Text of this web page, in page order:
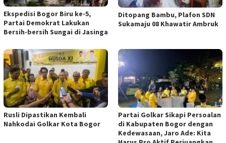
Ekspedisi Bogor Biru ke-5,
Partai Demokrat Lakukan
Bersih-bersih Sungai di Jasinga
Ditopang Bambu, Plafon SDN
Sukamaju 08 Khawatir Ambruk
Rusli Dipastikan Kembali
Nahkodai Golkar Kota Bogor
Partai Golkar Sikapi Persoalan
di Kabupaten Bogor dengan
Kedewasaan, Jaro Ade: Kita